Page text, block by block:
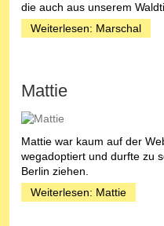
die auch aus unserem
Weiterlesen: Marschal
Mattie
Mattie war kaum auf der
wegadoptiert und durfte zu
Berlin ziehen.
Weiterlesen: Mattie